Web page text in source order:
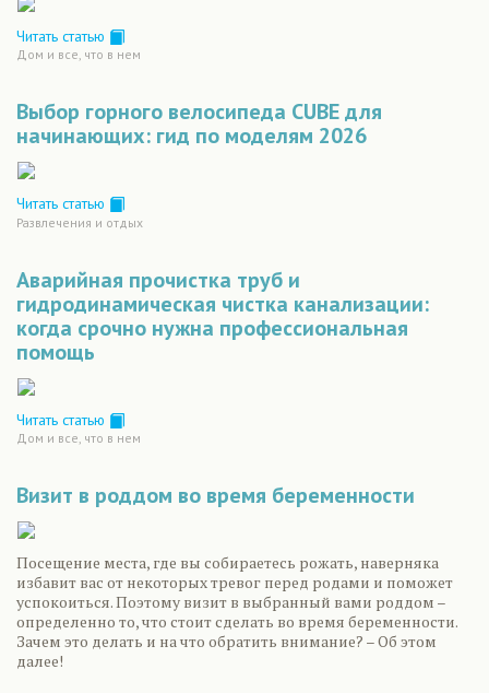
Читать статью
Дом и все, что в нем
Выбор горного велосипеда CUBE для
начинающих: гид по моделям 2026
Читать статью
Развлечения и отдых
Аварийная прочистка труб и
гидродинамическая чистка канализации:
когда срочно нужна профессиональная
помощь
Читать статью
Дом и все, что в нем
Визит в роддом во время беременности
Посещение места, где вы собираетесь рожать, наверняка
избавит вас от некоторых тревог перед родами и поможет
успокоиться. Поэтому визит в выбранный вами роддом –
определенно то, что стоит сделать во время беременности.
Зачем это делать и на что обратить внимание? – Об этом
далее!